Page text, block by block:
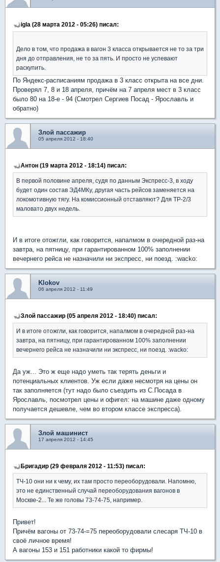
igla (28 марта 2012 - 05:26) писал:
Дело в том, что продажа в вагон 3 класса открывается не то за три
дня до отправления, не то за пять. И просто не успевают
раскупить.
По Яндекс-расписаниям продажа в 3 класс открыта на все дни.
Проверял 7, 8 и 18 апреля, причём на 7 апреля мест в 3 класс
было 80 на 18-е - 94 (Смотрел Сергиев Посад - Ярославль и
обратно)
Злой пассажир
05 апреля 2012 - 18:40
Антон (19 марта 2012 - 18:14) писал:
В первой половине апреля, судя по данным Экспресс-3, в ходу
будет один состав ЭД4МКу, другая часть рейсов заменяется на
локомотивную тягу. На комиссионный отставляют? Для ТР-2/3
маловато двух недель.
И в итоге отожгли, как говорится, напалмом в очередной раз-на
завтра, на пятницу, при гарантированном 100% заполнении
вечернего рейса не назначили ни экспресс, ни поезд. :wacko:
Klokov
06 апреля 2012 - 11:49
Злой пассажир (05 апреля 2012 - 18:40) писал:
И в итоге отожгли, как говорится, напалмом в очередной раз-на
завтра, на пятницу, при гарантированном 100% заполнении
вечернего рейса не назначили ни экспресс, ни поезд. :wacko:
Да уж... Это ж еще надо уметь так терять деньги и
потенциальных клиентов. Уж если даже несмотря на цены он
так заполняется (тут надо было съездить из С.Посада в
Ярославль, посмотрел цены и офигел: на машине даже одному
получается дешевле, чем во втором классе экспресса).
Злой машинист
17 апреля 2012 - 14:45
Бригадир (29 февраля 2012 - 11:53) писал:
ТЧ-10 они ни к чему, их там просто переоборудовали. Напомню,
это не единственный случай переоборудования вагонов в
Москве-2... Те же головы 73-74-75, например.
Привет!
Причём вагоны от 73-74-=75 переоборудовали слесаря ТЧ-10 в
своё личное время!
А вагоны 153 и 151 работники какой то фирмы!